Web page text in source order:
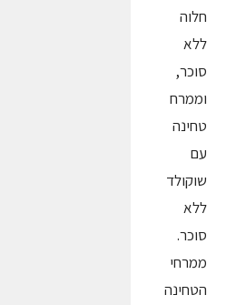
חלוה
ללא
סוכר,
וממרח
טחינה
עם
שוקולד
ללא
סוכר.
ממרחי
הטחינה